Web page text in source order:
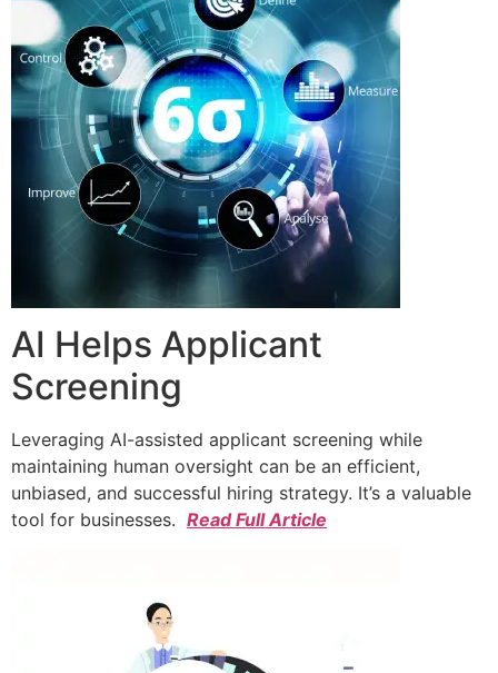
AI Helps Applicant
Screening
Leveraging AI-assisted applicant screening while
maintaining human oversight can be an efficient,
unbiased, and successful hiring strategy. It’s a valuable
tool for businesses. Read Full Article